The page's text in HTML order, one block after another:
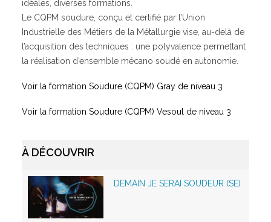
GRETA-CFA de Besançon
GRETA-CFA Jura
Nos offres d’emplois
idéales, diverses formations.
Le CQPM soudure, conçu et certifié par l’Union
Industrielle des Métiers de la Métallurgie vise, au-delà de
l’acquisition des techniques : une polyvalence permettant
la réalisation d’ensemble mécano soudé en autonomie.
Voir la formation Soudure (CQPM) Gray de niveau 3
Voir la formation Soudure (CQPM) Vesoul de niveau 3
À DÉCOUVRIR
DEMAIN JE SERAI SOUDEUR (SE)